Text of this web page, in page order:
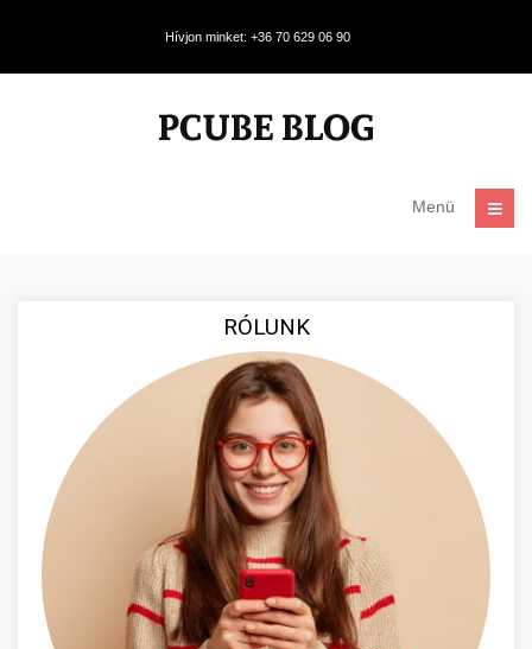
Hívjon minket: +36 70 629 06 90
Menü
RÓLUNK